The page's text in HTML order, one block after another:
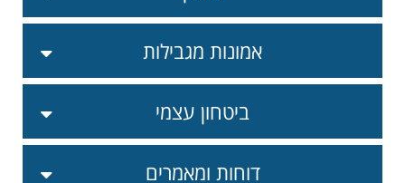
אמונות מגבילות
ביטחון עצמי
דוחות ומאמרים